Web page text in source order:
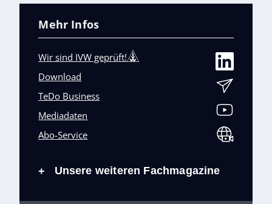
Mehr Infos
Wir sind IVW geprüft!
Download
TeDo Business
Mediadaten
Abo-Service
+ Unsere weiteren Fachmagazine